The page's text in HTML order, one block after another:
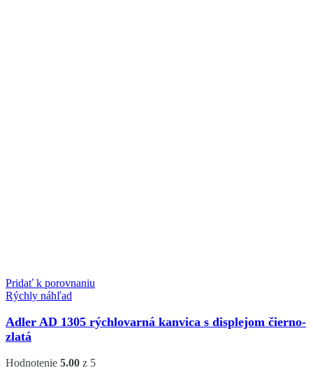
Pridať k porovnaniu
Rýchly náhľad
Adler AD 1305 rýchlovarná kanvica s displejom čierno-
zlatá
Hodnotenie 5.00 z 5